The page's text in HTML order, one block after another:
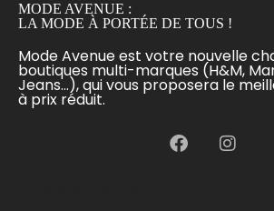
MODE AVENUE :
LA MODE À PORTÉE DE TOUS !
Mode Avenue est votre nouvelle
boutiques multi-marques (H&M,
Jeans...), qui vous proposera le
à prix réduit.